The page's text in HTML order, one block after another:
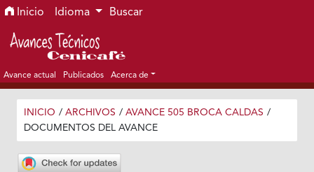
Ir al menú de navegación principal
Ir al contenido principal
Ir al pie de página del sitio
Inicio Idioma Buscar
Avance actual Publicados Acerca de
INICIO / ARCHIVOS / AVANCE 505 BROCA CALDAS /
DOCUMENTOS DEL AVANCE